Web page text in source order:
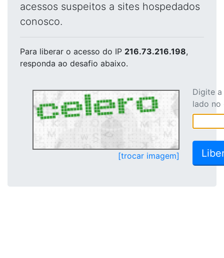
acessos suspeitos a sites hospedados
conosco.
Para liberar o acesso do IP 216.73.216.198,
responda ao desafio abaixo.
[trocar imagem]
Digite
lado no